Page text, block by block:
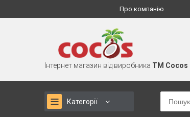
Про компанію
Інтернет магазин від виробника TM Cocos
Категорії